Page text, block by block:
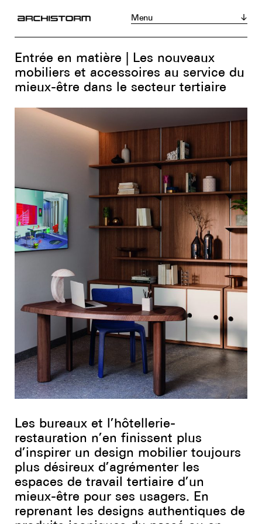
Menu
Actualités
Réalisations
Produits
Événements
Zoom sur...
Instagram LinkedIn
Facebook
Entrée en matière | Les nouveaux
mobiliers et accessoires au service du
mieux-être dans le secteur tertiaire
Les bureaux et l’hôtellerie-
restauration n’en finissent plus
d’inspirer un design mobilier toujours
plus désireux d’agrémenter les
espaces de travail tertiaire d’un
mieux-être pour ses usagers. En
reprenant les designs authentiques de